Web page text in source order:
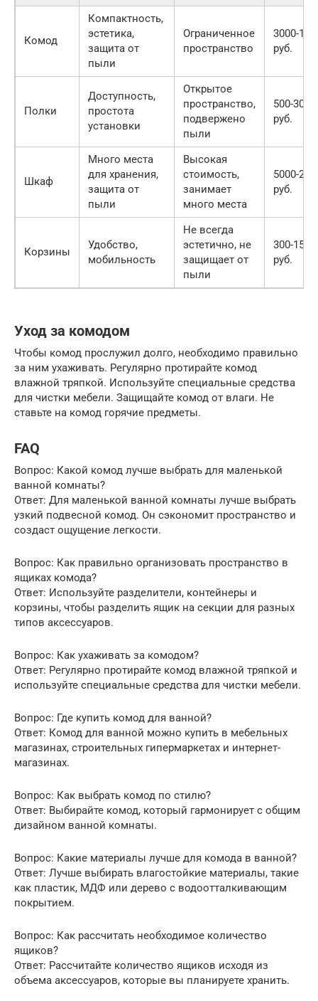
Комод
Компактность,
эстетика,
защита от
пыли
Ограниченное
пространство
3000-
руб.
Полки
Доступность,
простота
установки
Открытое
пространство,
подвержено
пыли
500-3000
руб.
Шкаф
Много места
для хранения,
защита от
пыли
Высокая
стоимость,
занимает
много места
5000-
руб.
Корзины
Удобство,
мобильность
Не всегда
эстетично, не
защищает от
пыли
300-1500
руб.
Уход за комодом
Чтобы комод прослужил долго, необходимо правильно
за ним ухаживать. Регулярно протирайте комод
влажной тряпкой. Используйте специальные средства
для чистки мебели. Защищайте комод от влаги. Не
ставьте на комод горячие предметы.
FAQ
Вопрос: Какой комод лучше выбрать для маленькой
ванной комнаты?
Ответ: Для маленькой ванной комнаты лучше выбрать
узкий подвесной комод. Он сэкономит пространство и
создаст ощущение легкости.
Вопрос: Как правильно организовать пространство в
ящиках комода?
Ответ: Используйте разделители, контейнеры и
корзины, чтобы разделить ящик на секции для разных
типов аксессуаров.
Вопрос: Как ухаживать за комодом?
Ответ: Регулярно протирайте комод влажной тряпкой и
используйте специальные средства для чистки мебели.
Вопрос: Где купить комод для ванной?
Ответ: Комод для ванной можно купить в мебельных
магазинах, строительных гипермаркетах и интернет-
магазинах.
Вопрос: Как выбрать комод по стилю?
Ответ: Выбирайте комод, который гармонирует с общим
дизайном ванной комнаты.
Вопрос: Какие материалы лучше для комода в ванной?
Ответ: Лучше выбирать влагостойкие материалы, такие
как пластик, МДФ или дерево с водоотталкивающим
покрытием.
Вопрос: Как рассчитать необходимое количество
ящиков?
Ответ: Рассчитайте количество ящиков исходя из
объема аксессуаров, которые вы планируете хранить.